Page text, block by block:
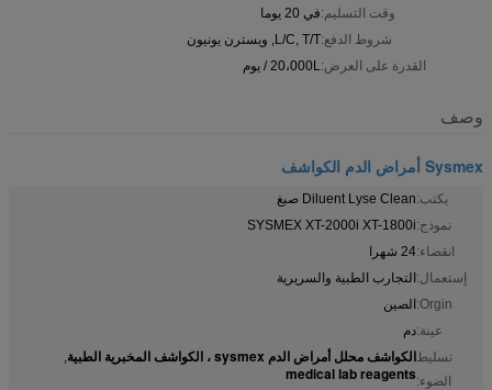
وقت التسليم:في 20 يوما
شروط الدفع:L/C, T/T, ويسترن يونيون
القدرة على العرض:20،000L / يوم
وصف
Sysmex أمراض الدم الكواشف
يكتب:Diluent Lyse Clean صبغ
نموذج:SYSMEX XT-2000i XT-1800i
انقضاء:24 شهرا
إستعمال:التجارب الطبية والسريرية
Orgin: الصين
عينة:دم
تسليط
الضوء:
الكواشف محلل أمراض الدم sysmex ، الكواشف المخبرية الطبية ,
medical lab reagents